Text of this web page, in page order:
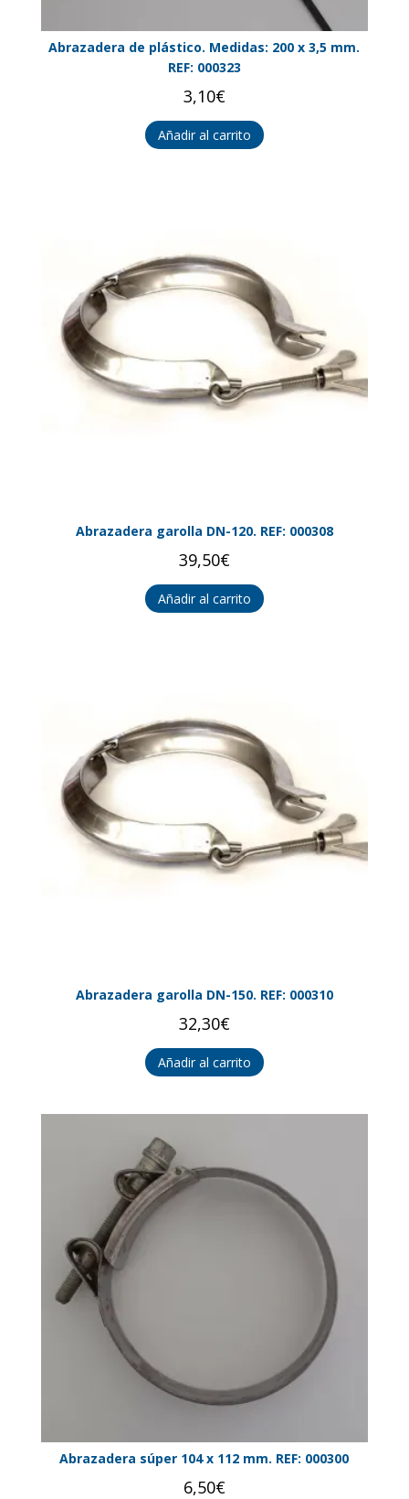
Abrazadera de plástico. Medidas: 200 x 3,5 mm.
REF: 000323
3,10€
Añadir al carrito
Abrazadera garolla DN-120. REF: 000308
39,50€
Añadir al carrito
Abrazadera garolla DN-150. REF: 000310
32,30€
Añadir al carrito
Abrazadera súper 104 x 112 mm. REF: 000300
6,50€